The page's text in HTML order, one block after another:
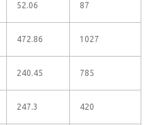
52.06 87
472.86 1027
240.45 785
247.3 420